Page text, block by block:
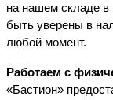
на нашем складе в
быть уверены в
любой момент.
Работаем с
«Бастион»